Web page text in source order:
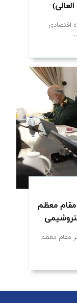
اقتصادی
مقام معظم
مقام معظم